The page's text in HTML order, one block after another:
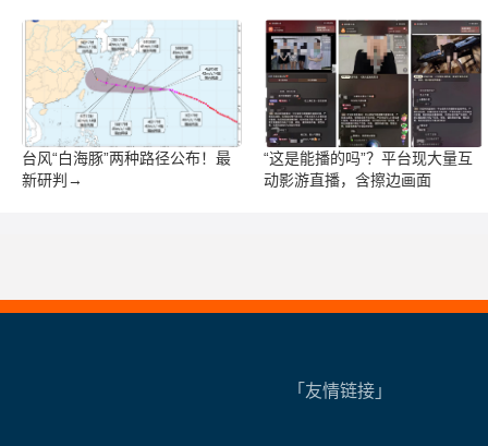
台风“白海豚”两种路径公布！最
新研判→
“这是能播的吗”？平台现大量互
动影游直播，含擦边画面
「友情链接」